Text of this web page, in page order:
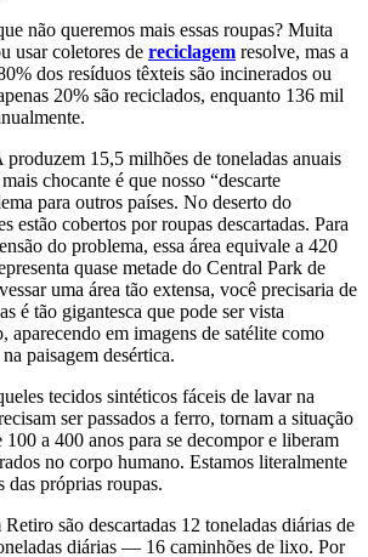
não queremos mais essas roupas? Muita
usar coletores de reciclagem resolve, mas a
dos resíduos têxteis são incinerados ou
20% são reciclados, enquanto 136 mil
15,5 milhões de toneladas anuais
chocante é que nosso “descarte
para outros países. No deserto do
estão cobertos por roupas descartadas. Para
do problema, essa área equivale a 420
quase metade do Central Park de
uma área tão extensa, você precisaria de
é tão gigantesca que pode ser vista
aparecendo em imagens de satélite como
paisagem desértica.
tecidos sintéticos fáceis de lavar na
ser passados a ferro, tornam a situação
a 400 anos para se decompor e liberam
no corpo humano. Estamos literalmente
das próprias roupas.
são descartadas 12 toneladas diárias de
diárias — 16 caminhões de lixo. Por